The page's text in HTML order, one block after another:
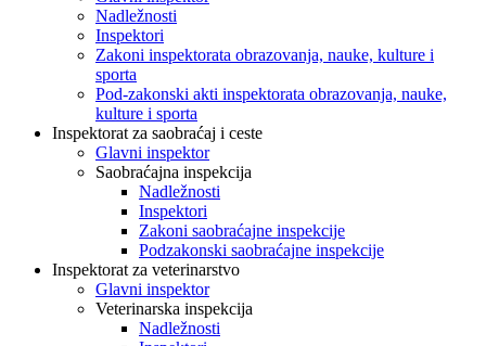
Nadležnosti
Inspektori
Zakoni inspektorata obrazovanja, nauke, kulture i
sporta
Pod-zakonski akti inspektorata obrazovanja, nauke,
kulture i sporta
Inspektorat za saobraćaj i ceste
Glavni inspektor
Saobraćajna inspekcija
Nadležnosti
Inspektori
Zakoni saobraćajne inspekcije
Podzakonski saobraćajne inspekcije
Inspektorat za veterinarstvo
Glavni inspektor
Veterinarska inspekcija
Nadležnosti